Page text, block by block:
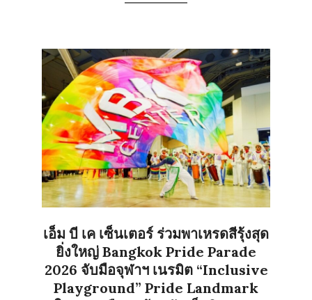
เอ็ม บี เค เซ็นเตอร์ ร่วมพาเหรดสีรุ้งสุด
ยิ่งใหญ่ Bangkok Pride Parade
2026 จับมือจุฬาฯ เนรมิต “Inclusive
Playground” Pride Landmark